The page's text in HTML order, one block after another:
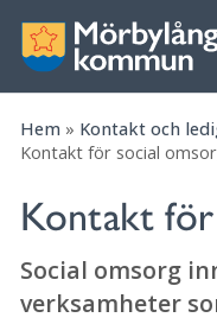
Hem » Kontakt och
Kontakt för social
Kontakt
Social omsorg
verksamheter
Hemtjänst